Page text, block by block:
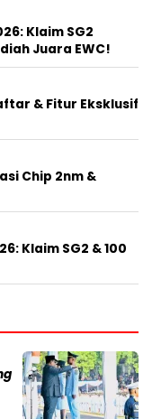
Klaim SG2
Juara EWC!
& Fitur Eksklusif
Chip 2nm &
Klaim SG2 & 100